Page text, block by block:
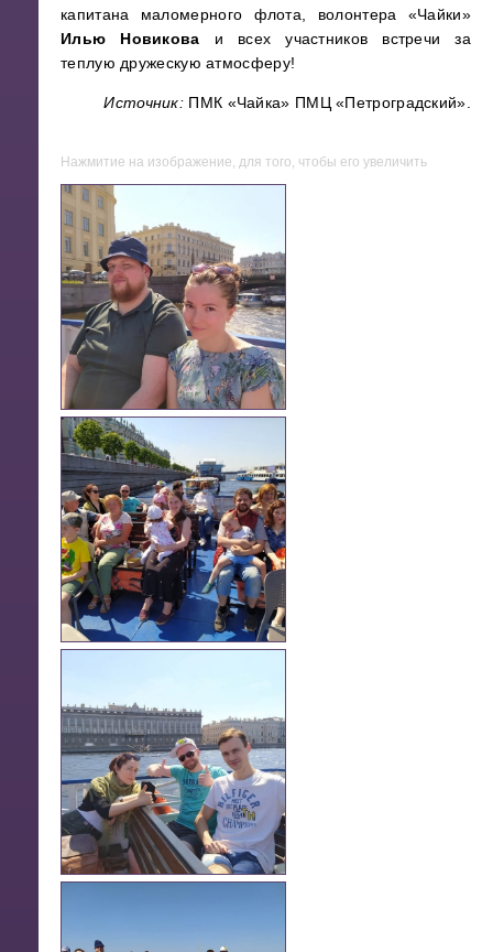
капитана маломерного флота, волонтера «Чайки»
Илью Новикова и всех участников встречи за
теплую дружескую атмосферу!
Источник: ПМК «Чайка» ПМЦ «Петроградский».